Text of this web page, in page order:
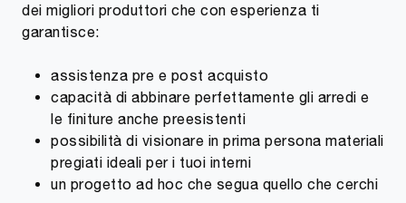
dei migliori produttori che con esperienza ti
garantisce:
assistenza pre e post acquisto
capacità di abbinare perfettamente gli arredi e
le finiture anche preesistenti
possibilità di visionare in prima persona materiali
pregiati ideali per i tuoi interni
un progetto ad hoc che segua quello che cerchi